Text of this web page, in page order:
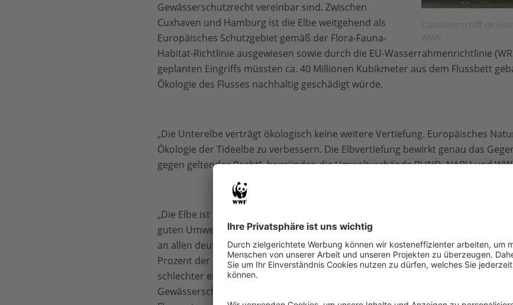
Gewässerschutzrecht vereinbar sind. Zwischen
Cuxhaven und Hamburg ist die Elbe weitgehend als
Europäisches Schutzgebiet gemäß der Flora-Fauna-
Habitat-Richtlinie ausgewiesen sowie durch die EU-Wasserrahmenrichtlinie
geplanten Eingriffs müssten ca. 40 Millionen Kubikmeter aus dem Flussbett
Ökologie des Flusses nachhaltig geschädigt würde.
„Die Unterelbe verträgt ökologisch keine weitere Vertiefung. Europäisches
Ökologie der Tideelbe zu verbessern. Die Elbvertiefung bewirkt genau das
gegen geltendes Recht“, begründen die Umweltverbände BUND, NABU und
„Die Elbe ist leider kein Einzelfall: kein einziger der als Bundeswasserstraßen
guten Umweltzustand“, so die Verbände weiter.(Quelle BfG 2010)
Laut
an allen deutschen Flüssen ein sogenannter „guter ökologischer Zustand“
Prozent der deutschen Flüsse sind in keinem guten Zustand; ihre
schlechter eingestuft. Der Entscheidung in Sachen Elbe komme damit
Gewässerschutz in Deutschland zu. „Unser Ziel sind lebendige Flüsse in